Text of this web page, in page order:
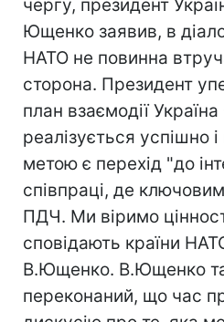
чергу, президент
Ющенко заявив, в
НАТО не повинна
сторона. Президент
план взаємодії
реалізується успішно
метою є перехід "до
співпраці, де
ПДЧ. Ми віримо
сповідають країни
В.Ющенко. В.Ющенко
переконаний, що час